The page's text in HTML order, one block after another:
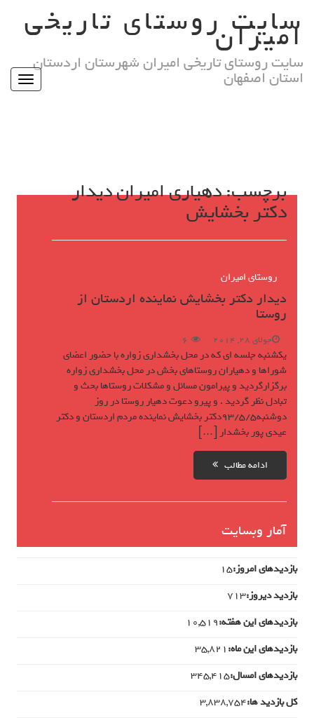
contentسایت روستای تاریخی
امیران
سایت روستای تاریخی امیران شهرستان اردستان
استان اصفهان Toggle
برچسب:دهیاری امیران دیدار
دکتر بخشایش
دیدار دکتر بخشایش نماینده اردستان از
روستا
روستای امیران
جولای 28, 2014 6
یکشنبه جلسه ای که در محل بخشداری زواره با حضور اعضای
شوراها و دهیاران روستاهای بخش در محل بخشداری زواره
برگزارگردید و پیرامون مسائل و مشکلات روستاها بحث و
تبادل نظر گردید . و پیرو دعوت دهیار روستا در روز
دوشنبه93/5/5دکتر بخشایش نماینده مردم اردستان و دکتر
عیدی پور بخشدار […]
ادامه مطالب
آمار وبسایت
بازدیدهای امروز:15
بازدید دیروز:713
بازدیدهای این هفته:10,519
بازدیدهای این ماه:35,821
بازدیدهای امسال:345,415
کل بازدید ها:3,838,754